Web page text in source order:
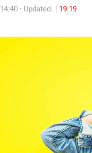
14:40 Updated:
19:19